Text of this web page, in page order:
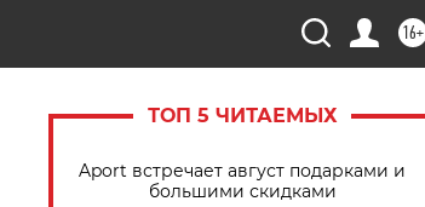
16+
ТОП 5 ЧИТАЕМЫХ
Aport встречает август подарками и
большими скидками